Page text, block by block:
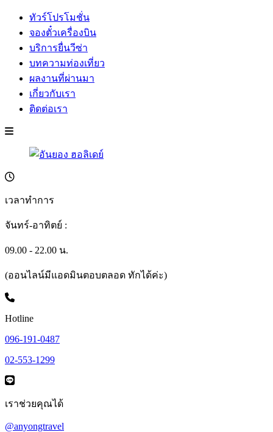
ทัวร์โปรโมชั่น
จองตั๋วเครื่องบิน
บริการยื่นวีซ่า
บทความท่องเที่ยว
ผลงานที่ผ่านมา
เกี่ยวกับเรา
ติดต่อเรา
เวลาทำการ
จันทร์-อาทิตย์ :
09.00 - 22.00 น.
(ออนไลน์มีแอดมินตอบตลอด ทักได้ค่ะ)
Hotline
096-191-0487
02-553-1299
เราช่วยคุณได้
@anyongtravel